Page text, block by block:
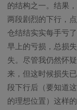
的结构之一。结果
两段剧烈的下行，
仓结结实实每手亏
早上的亏损，总损
失。尽管我仍然怀
来，但这时候损失
段下行后（要知道
的理想位置）这样
合您的需要。
同意